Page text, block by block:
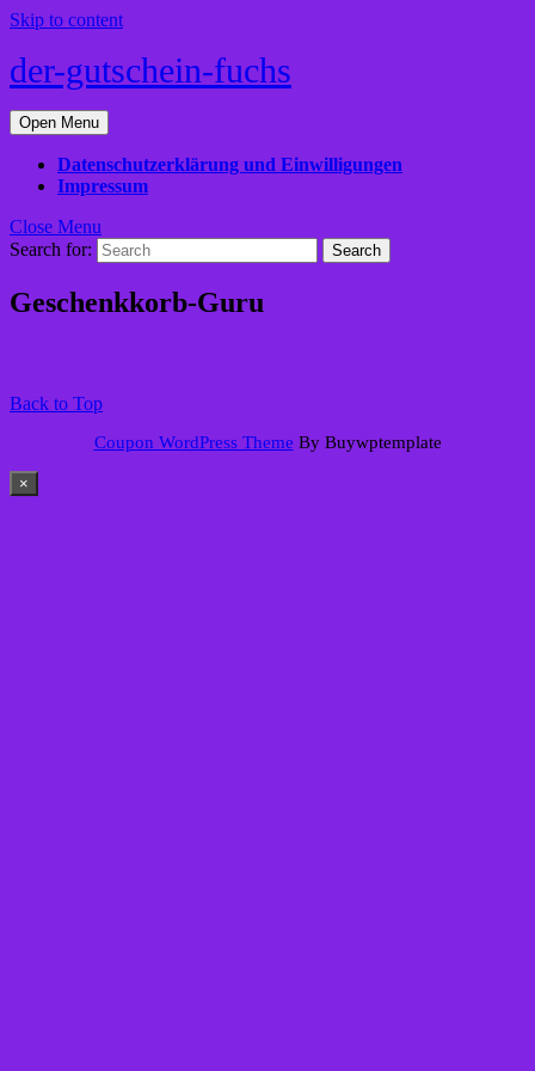
Skip to content
der-gutschein-fuchs
Open Menu
Datenschutzerklärung und Einwilligungen
Impressum
Close Menu
Search for:
Geschenkkorb-Guru
Back to Top
Coupon WordPress Theme By Buywptemplate
×